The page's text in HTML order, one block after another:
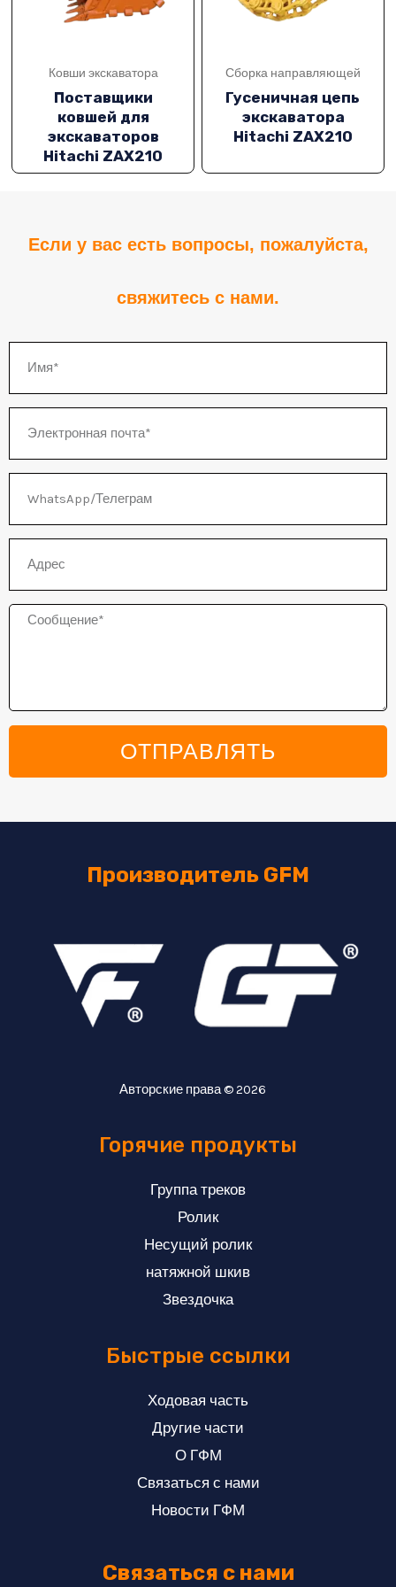
Ковши экскаватора
Поставщики
ковшей для
экскаваторов
Hitachi ZAX210
Сборка направляющей
Гусеничная цепь
экскаватора
Hitachi ZAX210
Если у вас есть вопросы, пожалуйста,
свяжитесь с нами.
Сообщение
ОТПРАВЛЯТЬ
Производитель GFM
Авторские права © 2026
Горячие продукты
Группа треков
Ролик
Несущий ролик
натяжной шкив
Звездочка
Быстрые ссылки
Ходовая часть
Другие части
О ГФМ
Связаться с нами
Новости ГФМ
Связаться с нами